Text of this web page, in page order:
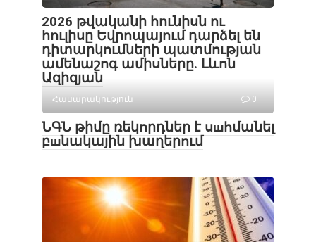
2026 թվականի հունիսն ու
հուլիսը Եվրոպայում դարձել են
դիտարկումների պատմության
ամենաշոգ ամիսները․ Լևոն
Ազիզյան
Հասարակություն 0
ՆԳՆ թիմը ռեկորդներ է սшհմանել
բшնակային խաղերում